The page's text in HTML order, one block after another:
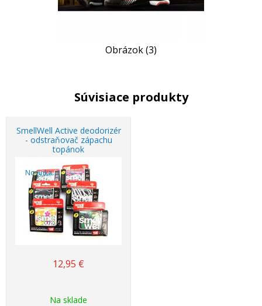
Obrázok (3)
Súvisiace produkty
SmellWell Active deodorizér
- odstraňovač zápachu
topánok
Novinka
12,95 €
Na sklade